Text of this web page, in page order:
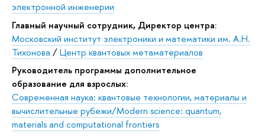
электронной инженерии
Главный научный сотрудник, Директор центра:
Московский институт электроники и математики им. А.Н.
Тихонова /Центр квантовых метаматериалов
Руководитель программы дополнительное
образование для взрослых:
Современная наука: квантовые технологии, материалы и
вычислительные рубежи/Modern science: quantum,
materials and computational frontiers